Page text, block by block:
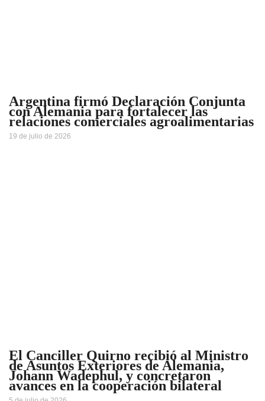
Argentina firmó Declaración Conjunta
con Alemania para fortalecer las
relaciones comerciales agroalimentarias
19 de julio de 2026
El Canciller Quirno recibió al Ministro
de Asuntos Exteriores de Alemania,
Johann Wadephul, y concretaron
avances en la cooperación bilateral